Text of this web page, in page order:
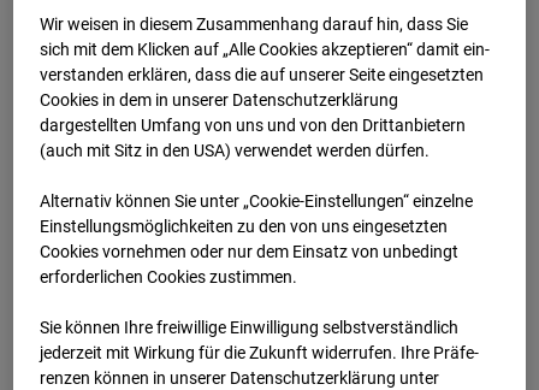
2025
03 13 06:50
BC-114 BV-Ausbau
Bonatzbau -Cam2
Arnulf Klett Platz, 70173 Stuttgart
Zur Übersicht
Europe/Berlin
Wir weisen in diesem Zusammenhang darauf hin, dass Sie
sich mit dem Klicken auf „Alle Cookies akzeptieren“ damit ein­
ver­standen erklären, dass die auf unserer Seite eingesetzten
Cookies in dem in unserer Datenschutzerklärung
dargestellten Umfang von uns und von den Drittanbietern
(auch mit Sitz in den USA) verwendet werden dürfen.
Alternativ können Sie unter „Cookie-Einstellungen“ einzelne
Einstellungsmöglichkeiten zu den von uns eingesetzten
Cookies vornehmen oder nur dem Einsatz von unbedingt
erforderlichen Cookies zustimmen.
Sie können Ihre freiwillige Einwilligung selbstverständlich
jederzeit mit Wirkung für die Zukunft widerrufen. Ihre Prä­fe­
renzen können in unserer Datenschutzerklärung unter